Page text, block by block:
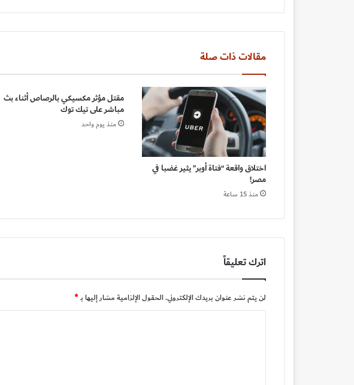
مقالات ذات صلة
اختلاق واقعة “فتاة أوبر” يثير غضبا في
مصر!
منذ 15 ساعة
مقتل مؤثر مكسيكي بالرصاص أثناء بث
مباشر على تيك توك
منذ يوم واحد
اترك تعليقاً
لن يتم نشر عنوان بريدك الإلكتروني.الحقول الإلزامية مشار إليها بـ*